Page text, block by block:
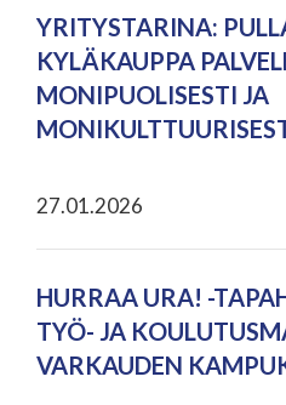
YRITYSTARINA:
KYLÄKAUPPA
MONIPUOLISESTI JA
27.01.2026
HURRAA URA! -
TYÖ- JA
VARKAUDEN